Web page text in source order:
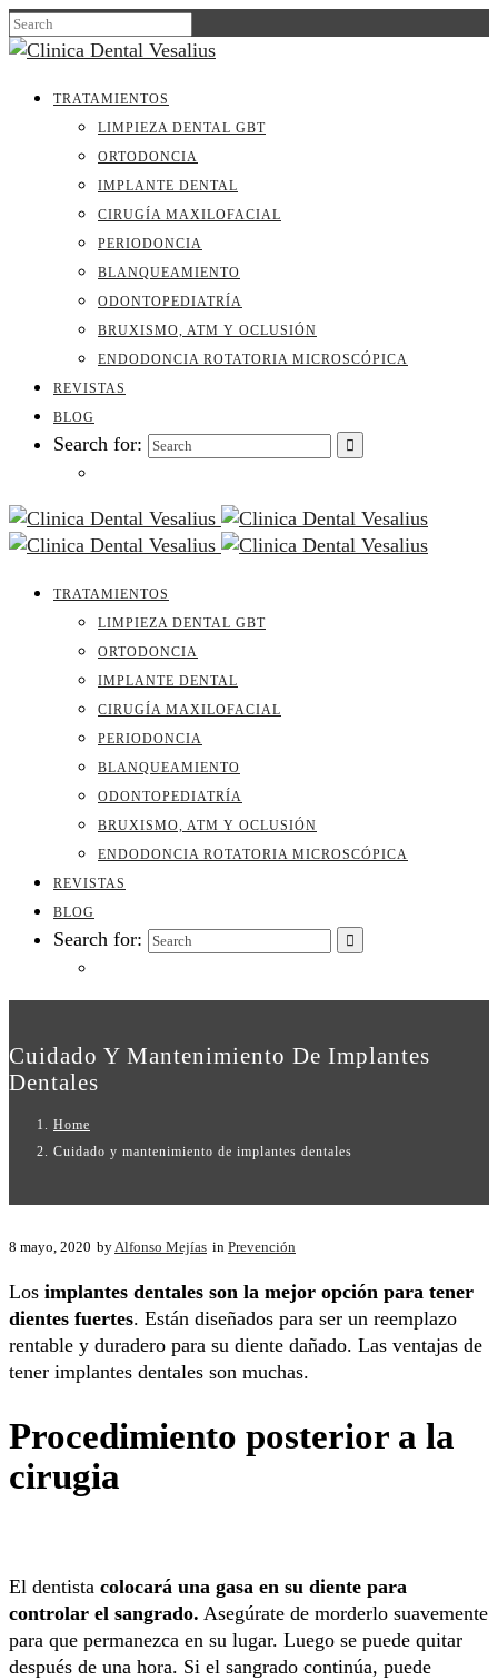
TRATAMIENTOS
LIMPIEZA DENTAL GBT
ORTODONCIA
IMPLANTE DENTAL
CIRUGÍA MAXILOFACIAL
PERIODONCIA
BLANQUEAMIENTO
ODONTOPEDIATRÍA
BRUXISMO, ATM Y OCLUSIÓN
ENDODONCIA ROTATORIA MICROSCÓPICA
REVISTAS
BLOG
Search for:
TRATAMIENTOS
LIMPIEZA DENTAL GBT
ORTODONCIA
IMPLANTE DENTAL
CIRUGÍA MAXILOFACIAL
PERIODONCIA
BLANQUEAMIENTO
ODONTOPEDIATRÍA
BRUXISMO, ATM Y OCLUSIÓN
ENDODONCIA ROTATORIA MICROSCÓPICA
REVISTAS
BLOG
Search for:
Cuidado Y Mantenimiento De Implantes
Dentales
Home
Cuidado y mantenimiento de implantes dentales
8 mayo, 2020 byAlfonso Mejías in Prevención
Los implantes dentales son la mejor opción para tener
dientes fuertes. Están diseñados para ser un reemplazo
rentable y duradero para su diente dañado. Las ventajas de
tener implantes dentales son muchas.
Procedimiento posterior a la
cirugia
El dentista colocará una gasa en su diente para
controlar el sangrado. Asegúrate de morderlo suavemente
para que permanezca en su lugar. Luego se puede quitar
después de una hora. Si el sangrado continúa, puede